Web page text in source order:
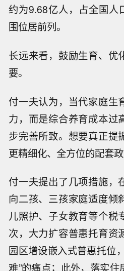
约为9.68亿人，占全国人
围位居前列。
长远来看，鼓励生育、优
要。
付一夫认为，当代家庭生
力，而是综合养育成本过
步完善所致。想要真正提
更精细化、全方位的配套政
付一夫提出了几项措施，
向二孩、三孩家庭适度倾
儿照护、子女教育等个税
次，大力扩容普惠托育资
园区增设嵌入式普惠托位
难”的痛点；此外，落实